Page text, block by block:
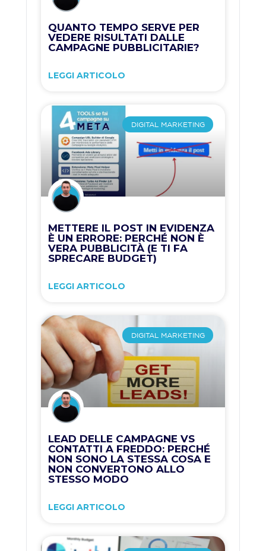
QUANTO TEMPO SERVE PER
VEDERE RISULTATI DALLE
CAMPAGNE PUBBLICITARIE?
LEGGI ARTICOLO
DIGITAL MARKETING
METTERE IL POST IN EVIDENZA
È UN ERRORE: PERCHÉ NON È
VERA PUBBLICITÀ (E TI FA
SPRECARE BUDGET)
LEGGI ARTICOLO
DIGITAL MARKETING
LEAD DELLE CAMPAGNE VS
CONTATTI A FREDDO: PERCHÉ
NON SONO LA STESSA COSA E
NON CONVERTONO ALLO
STESSO MODO
LEGGI ARTICOLO